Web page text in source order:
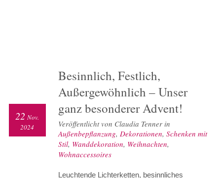
Besinnlich, Festlich,
Außergewöhnlich – Unser
ganz besonderer Advent!
22 Nov.
2024
Veröffentlicht von Claudia Tenner in
Außenbepflanzung, Dekorationen, Schenken mit
Stil, Wanddekoration, Weihnachten,
Wohnaccessoires
Leuchtende Lichterketten, besinnliches